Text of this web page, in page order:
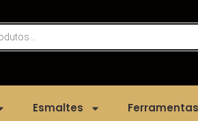
Esmaltes Ferramentas